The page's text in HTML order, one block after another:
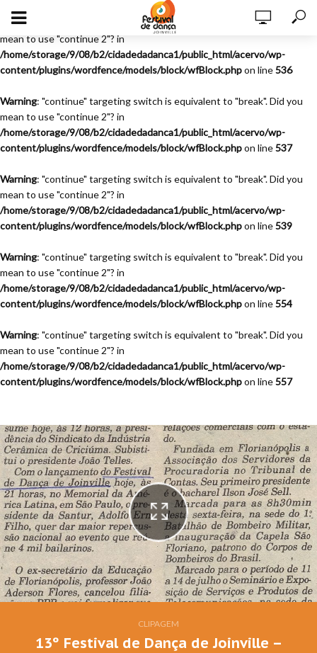
Warning
: "continue" targeting switch is equivalent to "break". Did you
mean to use "continue 2"? in
/home/storage/9/08/b2/cidadedadanca1/public_html/acervo/wp-
content/plugins/wordfence/models/block/wfBlock.phpon line536
Warning: "continue" targeting switch is equivalent to "break". Did you
mean to use "continue 2"? in
/home/storage/9/08/b2/cidadedadanca1/public_html/acervo/wp-
content/plugins/wordfence/models/block/wfBlock.phpon line537
Warning: "continue" targeting switch is equivalent to "break". Did you
mean to use "continue 2"? in
/home/storage/9/08/b2/cidadedadanca1/public_html/acervo/wp-
content/plugins/wordfence/models/block/wfBlock.phpon line539
Warning: "continue" targeting switch is equivalent to "break". Did you
mean to use "continue 2"? in
/home/storage/9/08/b2/cidadedadanca1/public_html/acervo/wp-
content/plugins/wordfence/models/block/wfBlock.phpon line554
Warning: "continue" targeting switch is equivalent to "break". Did you
mean to use "continue 2"? in
/home/storage/9/08/b2/cidadedadanca1/public_html/acervo/wp-
content/plugins/wordfence/models/block/wfBlock.phpon line557
Festival de Dança de Joinville - 13a. Edição - 1995
CLIPAGEM
13º Festival de Dança de Joinville –